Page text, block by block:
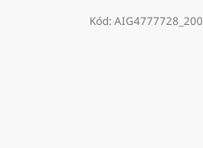
Kód: AIG4777728_200